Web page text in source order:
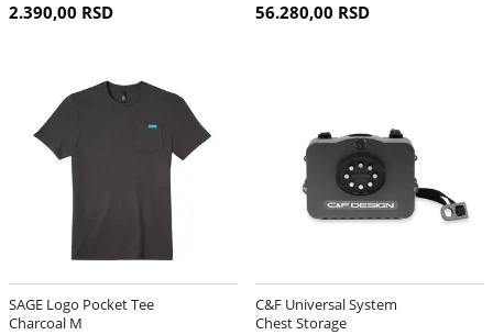
2.390,00 RSD 56.280,00 RSD
SAGE Logo Pocket Tee
Charcoal M
C&F Universal System
Chest Storage